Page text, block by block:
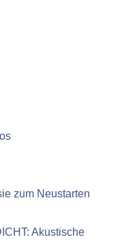
zum Neustarten
Akustische